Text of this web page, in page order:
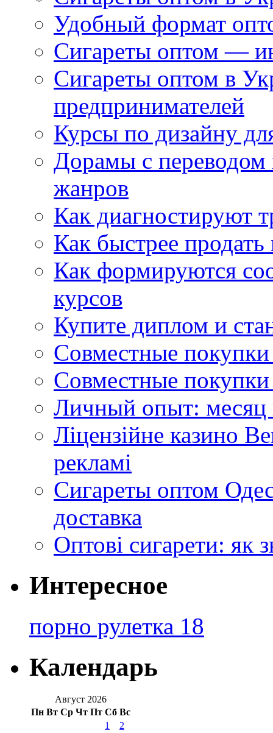
Удобный формат
Сигареты оптом —
Сигареты оптом в
предпринимателей
Курсы по дизайну
Дорамы с переводом
жанров
Как диагностируют
Как быстрее
Как формируются
курсов
Купите диплом и
Совместные
Совместные покупки
Личный опыт: месяц
Ліцензійне казино
рекламі
Сигареты оптом
доставка
Оптові сигарети: як
Интересное
порно рулетка 18
Календарь
Август 2026
Пн Вт Ср Чт Пт Сб Вс
1
2